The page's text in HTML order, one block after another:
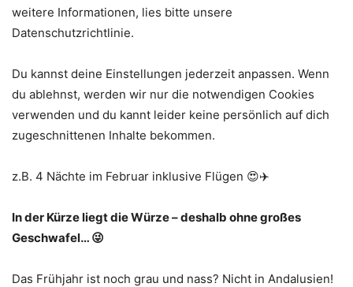
weitere Informationen, lies bitte unsere
Datenschutzrichtlinie.
Du kannst deine Einstellungen jederzeit anpassen. Wenn
du ablehnst, werden wir nur die notwendigen Cookies
verwenden und du kannt leider keine persönlich auf dich
zugeschnittenen Inhalte bekommen.
z.B. 4 Nächte im Februar inklusive Flügen 😍✈️
In der Kürze liegt die Würze – deshalb ohne großes
Geschwafel… 😜
Das Frühjahr ist noch grau und nass? Nicht in Andalusien!